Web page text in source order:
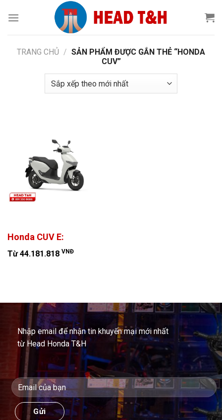
đến
TRANG CHỦ / SẢN PHẨM ĐƯỢC GẮN THẺ “HONDA
CUV”
Honda CUV E:
Từ 44.181.818 VNĐ
Nhập email để nhận tin khuyến mại mới nhất
từ Head Honda T&H